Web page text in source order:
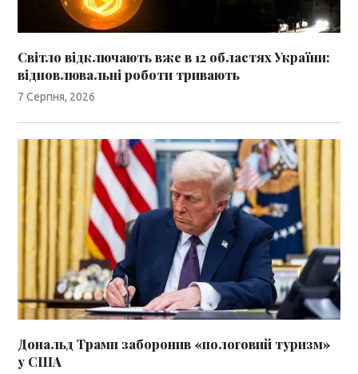
Світло відключають вже в 12 областях України:
відновлювальні роботи тривають
7 Серпня, 2026
Дональд Трамп заборонив «пологовий туризм»
у США